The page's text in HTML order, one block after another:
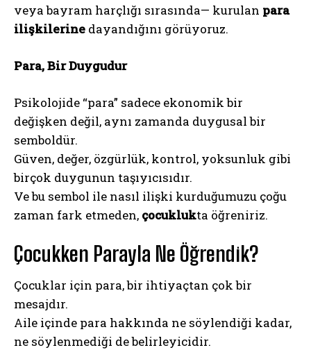
veya bayram harçlığı sırasında— kurulan para
ilişkilerine dayandığını görüyoruz.
Para, Bir Duygudur
Psikolojide “para” sadece ekonomik bir
değişken değil, aynı zamanda duygusal bir
semboldür.
Güven, değer, özgürlük, kontrol, yoksunluk gibi
birçok duygunun taşıyıcısıdır.
Ve bu sembol ile nasıl ilişki kurduğumuzu çoğu
zaman fark etmeden, çocuklukta öğreniriz.
Çocukken Parayla Ne Öğrendik?
Çocuklar için para, bir ihtiyaçtan çok bir
mesajdır.
Aile içinde para hakkında ne söylendiği kadar,
ne söylenmediği de belirleyicidir.